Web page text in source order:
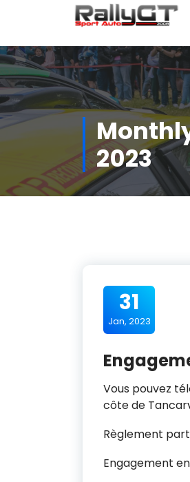
2023
31
Jan, 2023
Vous pouvez
côte de
Règlement
Engagement